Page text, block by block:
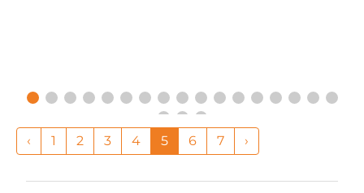
‹ 1 2 3 4 5 6 7 ›